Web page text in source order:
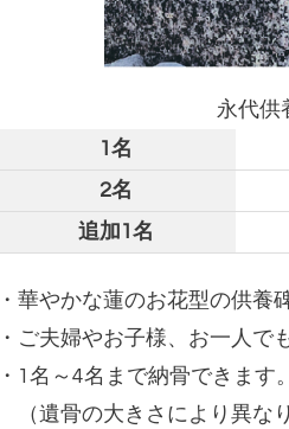
永代供
1名
2名
追加1名
・華やかな蓮のお花型の供養
・ご夫婦やお子様、お一人で
・1名～4名まで納骨できます。
（遺骨の大きさにより異な